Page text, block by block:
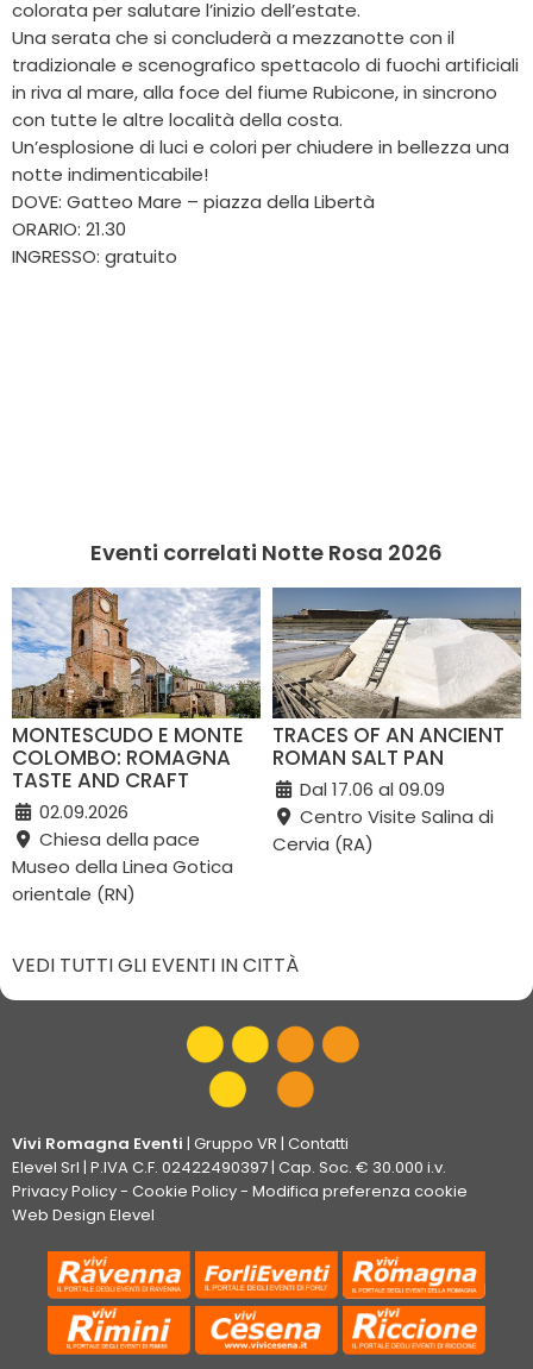
colorata per salutare l’inizio dell’estate.
Una serata che si concluderà a mezzanotte con il
tradizionale e scenografico spettacolo di fuochi artificiali
in riva al mare, alla foce del fiume Rubicone, in sincrono
con tutte le altre località della costa.
Un’esplosione di luci e colori per chiudere in bellezza una
notte indimenticabile!
DOVE: Gatteo Mare – piazza della Libertà
ORARIO: 21.30
INGRESSO: gratuito
Eventi correlati Notte Rosa 2026
MONTESCUDO E MONTE
COLOMBO: ROMAGNA
TASTE AND CRAFT
02.09.2026
Chiesa della pace
Museo della Linea Gotica
orientale (RN)
TRACES OF AN ANCIENT
ROMAN SALT PAN
Dal 17.06 al 09.09
Centro Visite Salina di
Cervia (RA)
VEDI TUTTI GLI EVENTI IN CITTÀ
Vivi Romagna Eventi | Gruppo VR | Contatti
Elevel Srl | P.IVA C.F. 02422490397 | Cap. Soc. € 30.000 i.v.
Privacy Policy- Cookie Policy- Modifica preferenza cookie
Web Design Elevel